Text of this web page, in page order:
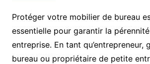
Protéger votre mobilier de bureau
essentielle pour garantir la
entreprise. En tant qu’entrepreneur,
bureau ou propriétaire de petite